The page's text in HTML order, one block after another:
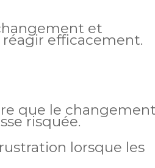
et
réagir efficacement.
que le
risquée.
lorsque les